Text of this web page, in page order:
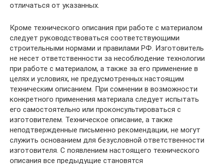
отличаться от указанных.
Кроме технического описания при работе с материалом
следует руководствоваться соответствующими
строительными нормами и правилами РФ. Изготовитель
не несет ответственности за несоблюдение технологии
при работе с материалом, а также за его применение в
целях и условиях, не предусмотренных настоящим
техническим описанием. При сомнении в возможности
конкретного применения материала следует испытать
его самостоятельно или проконсультироваться с
изготовителем. Техническое описание, а также
неподтвержденные письменно рекомендации, не могут
служить основанием для безусловной ответственности
изготовителя. С появлением настоящего технического
описания все предыдущие становятся